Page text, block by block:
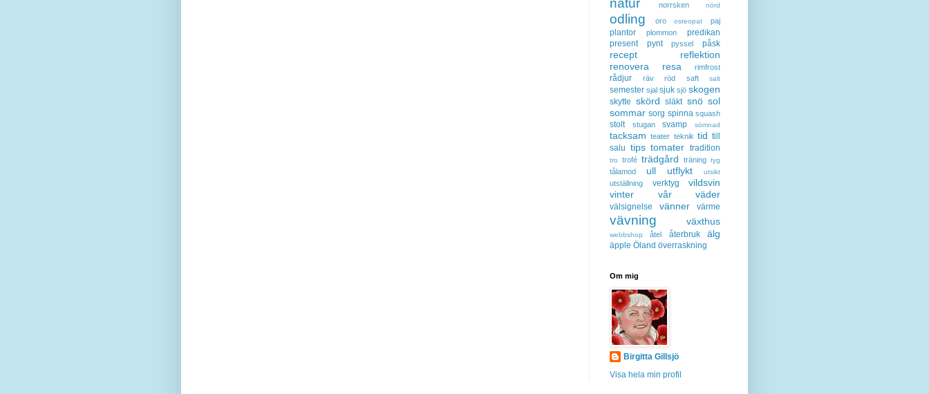
natur norrsken nörd
odling oro osteopat paj
plantor plommon
predikan
present
pynt pyssel påsk
recept
reflektion
renovera
resa rimfrost
rådjur räv röd saft salt
semester sjal sjuk sjö skogen
skytte skörd släkt snö sol
sommar sorg spinna squash
stolt stugan svamp sömnad
tacksam teater teknik tid till
salu tips tomater tradition
tro trofé trädgård träning tyg
tålamod ull utflykt utsikt
utställning verktyg
vildsvin
vinter
vår väder
välsignelse vänner värme
vävning växthus
webbshop åtel återbruk älg
äpple Öland överraskning
Om mig
Birgitta Gillsjö
Visa hela min profil